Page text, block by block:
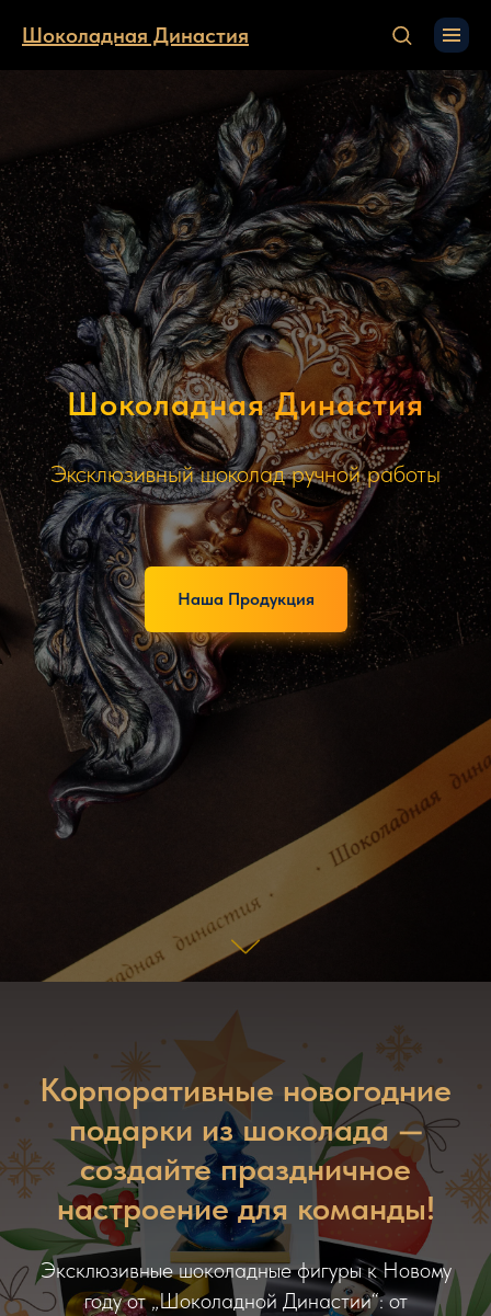
Шоколадная Династия
Шоколадная Династия
Эксклюзивный шоколад ручной работы
Наша Продукция
Корпоративные новогодние
подарки из шоколада —
создайте праздничное
настроение для команды!
Эксклюзивные шоколадные фигуры к Новому
году от „Шоколадной Династии“: от